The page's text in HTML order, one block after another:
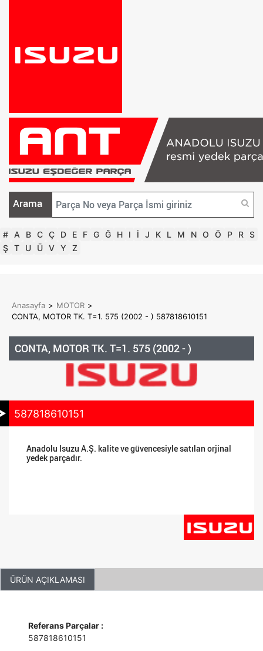
Arama
# A B C Ç D E F G Ğ H I İ J K L M N O Ö P R S
Ş T U Ü V Y Z
Anasayfa > MOTOR >
CONTA, MOTOR TK. T=1. 575 (2002 - ) 587818610151
CONTA, MOTOR TK. T=1. 575 (2002 - )
587818610151
Anadolu Isuzu A.Ş. kalite ve güvencesiyle satılan orjinal
yedek parçadır.
ÜRÜN AÇIKLAMASI
Referans Parçalar :
587818610151